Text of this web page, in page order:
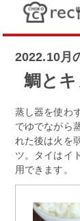
2022.10月
鯛と
蒸し器を使わ
でゆでながら
れた後は火を
ツ。タイはイ
用できます。